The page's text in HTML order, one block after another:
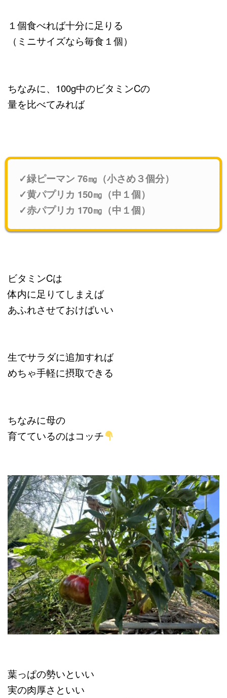
１個食べれば十分に足りる
（ミニサイズなら毎食１個）
ちなみに、100g中のビタミンCの
量を比べてみれば
✓緑ピーマン 76㎎（小さめ３個分）
✓黄パプリカ 150㎎（中１個）
✓赤パプリカ 170㎎（中１個）
ビタミンCは
体内に足りてしまえば
あふれさせておけばいい
生でサラダに追加すれば
めちゃ手軽に摂取できる
ちなみに母の
育てているのはコッチ
葉っぱの勢いといい
実の肉厚さといい